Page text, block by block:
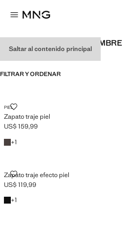
Saltar al contenido principal
FIESTA Y EVENTOS DE HOMBRE
FILTRAR Y ORDENAR
PIEL
Zapato traje piel
ZAPATO TRAJE PIEL
Precio actual [US$ 159,99 ]
US$ 159,99
Cuero
+1
+1 color
Zapato traje efecto piel
ZAPATO TRAJE EFECTO PIEL
Precio actual [US$ 119,99 ]
US$ 119,99
Negro
+1
+1 color